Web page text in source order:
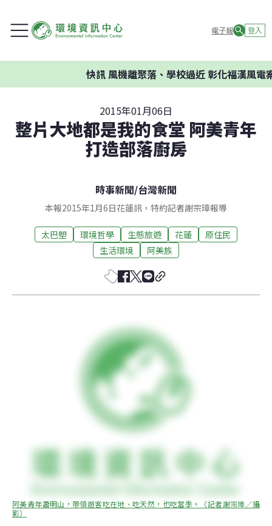
電子報 登入
快訊風機離聚落、學校過近 彰化福漢風電案
2015年01月06日
整片大地都是我的食堂 阿美青年
打造部落廚房
時事新聞/台灣新聞
本報2015年1月6日花蓮訊，特約記者謝宗璋報導
太巴塱 環境哲學 生態旅遊 花蓮
原住民
生活環境
阿美族
阿美青年蕭明山，帶領遊客吃在地、吃天然，也吃當季。（記者謝宗璋／攝
影）